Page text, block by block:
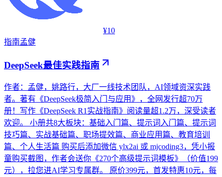
¥10
指南孟健
DeepSeek最佳实践指南
作者：孟健，姚路行，大厂一线技术团队，AI领域资深实践
者。著有《DeepSeek极简入门与应用》，全网发行超70万
册！写作《DeepSeek R1实战指南》阅读量超1.2万，深受读者
欢迎。 小册共8大板块：基础入门篇、提示词入门篇、提示词
技巧篇、实战基础篇、职场提效篇、商业应用篇、教育培训
篇、个人生活篇 购买后添加微信 ylx2ai 或 mjcoding3，凭小报
童购买截图，作者会送你《270个高级提示词模板》（价值199
元），拉您进AI学习专属群。 原价399元，首发特惠10元，每